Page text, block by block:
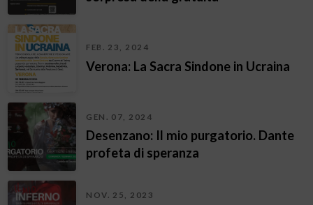
FEB. 23, 2024
Verona: La Sacra Sindone in Ucraina
GEN. 07, 2024
Desenzano: Il mio purgatorio. Dante
profeta di speranza
NOV. 25, 2023